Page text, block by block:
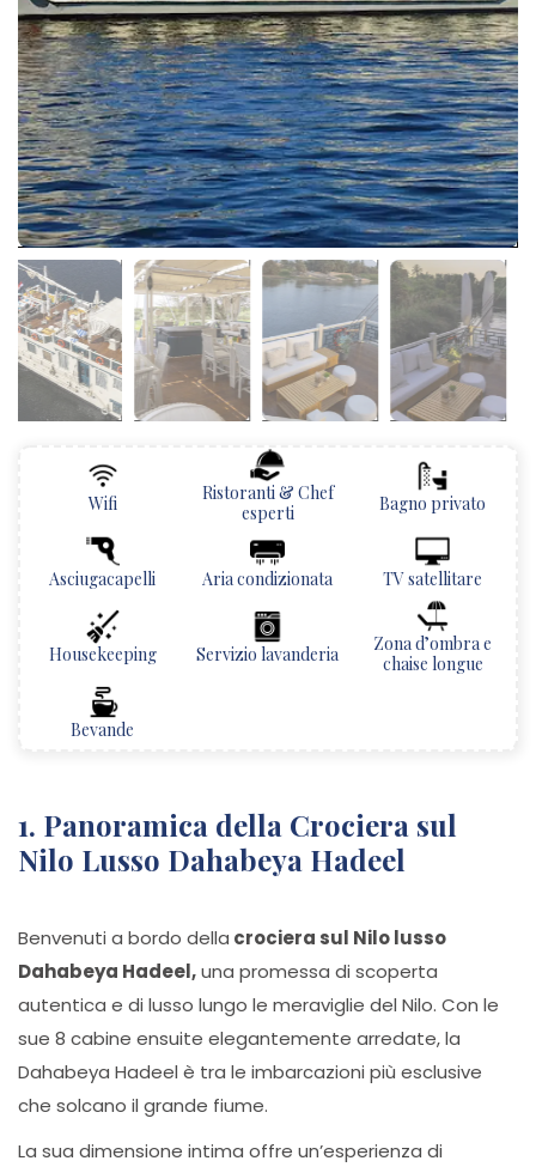
Wifi
Ristoranti & Chef
esperti
Bagno privato
Asciugacapelli Aria condizionata TV satellitare
Housekeeping Servizio lavanderia
Zona d’ombra e
chaise longue
Bevande
1. Panoramica della Crociera sul
Nilo Lusso Dahabeya Hadeel
Benvenuti a bordo della crociera sul Nilo lusso
Dahabeya Hadeel,una promessa di scoperta
autentica e di lusso lungo le meraviglie del Nilo. Con le
sue 8 cabine ensuite elegantemente arredate, la
Dahabeya Hadeel è tra le imbarcazioni più esclusive
che solcano il grande fiume.
La sua dimensione intima offre un’esperienza di